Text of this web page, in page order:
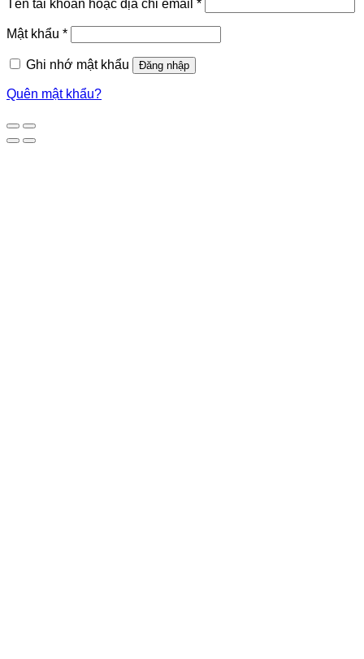
Tên tài khoản hoặc địa chỉ email *
Mật khẩu *
Ghi nhớ mật khẩu Đăng nhập
Quên mật khẩu?